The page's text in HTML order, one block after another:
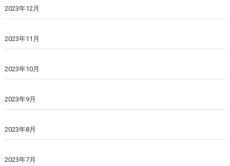
2023年12月
2023年11月
2023年10月
2023年9月
2023年8月
2023年7月